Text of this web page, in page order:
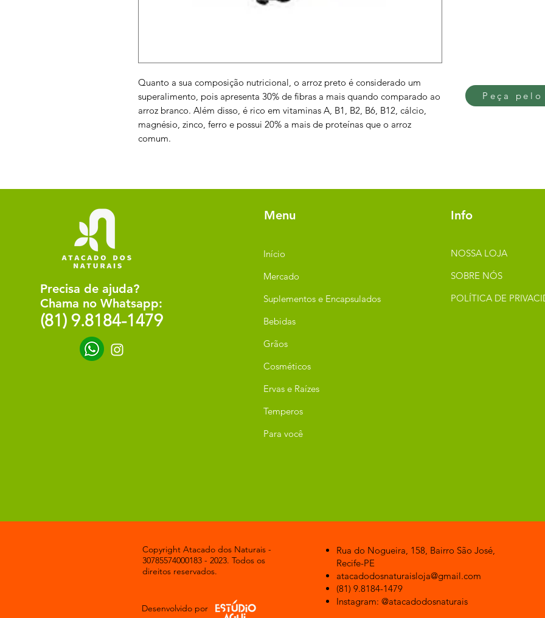
Quanto a sua composição nutricional, o arroz preto é considerado um
superalimento, pois apresenta 30% de fibras a mais quando comparado ao
arroz branco. Além disso, é rico em vitaminas A, B1, B2, B6, B12, cálcio,
magnésio, zinco, ferro e possui 20% a mais de proteínas que o arroz
comum.
Peça
Precisa de ajuda?
Chama no Whatsapp:
(81) 9.8184-1479
Menu
Início
Mercado
Suplementos e Encapsulados
Bebidas
Grãos
Cosméticos
Ervas e Raízes
Temperos
Para você
Info
NOSSA LOJA
SOBRE NÓS
POLÍTICA DE
Copyright Atacado dos Naturais -
30785574000183 - 2023. Todos os
direitos reservados.
Desenvolvido por
Rua do Nogueira, 158, Bairro São José,
Recife-PE
atacadodosnaturaisloja@gmail.com
(81) 9.8184-1479
Instagram: @atacadodosnaturais